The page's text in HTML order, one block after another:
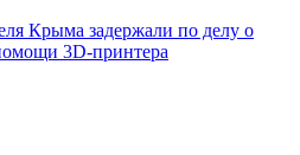
Крыма задержали по делу о
3D‑принтера